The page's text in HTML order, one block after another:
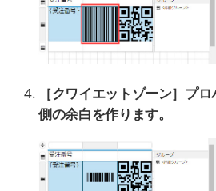
［クワイエットゾーン］プロ
側の余白を作ります。